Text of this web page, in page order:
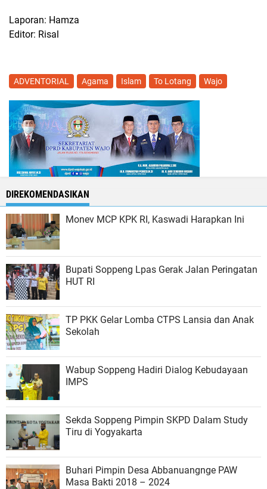
Laporan: Hamza
Editor: Risal
ADVENTORIAL Agama Islam To Lotang Wajo
DIREKOMENDASIKAN
Monev MCP KPK RI, Kaswadi Harapkan Ini
Bupati Soppeng Lpas Gerak Jalan Peringatan
HUT RI
TP PKK Gelar Lomba CTPS Lansia dan Anak
Sekolah
Wabup Soppeng Hadiri Dialog Kebudayaan
IMPS
Sekda Soppeng Pimpin SKPD Dalam Study
Tiru di Yogyakarta
Buhari Pimpin Desa Abbanuangnge PAW
Masa Bakti 2018 – 2024